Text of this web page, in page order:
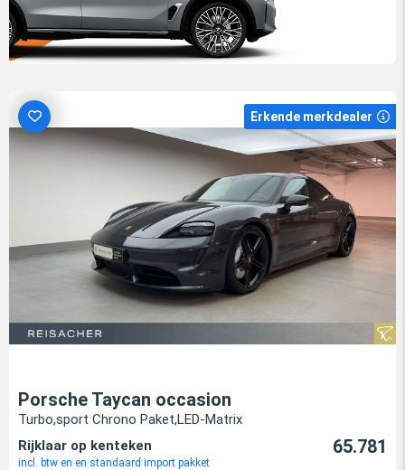
Erkende merkdealer
Porsche Taycan occasion
Turbo,sport Chrono Paket,LED-Matrix
Rijklaar op kenteken
incl. btw en en standaard import pakket
65.781